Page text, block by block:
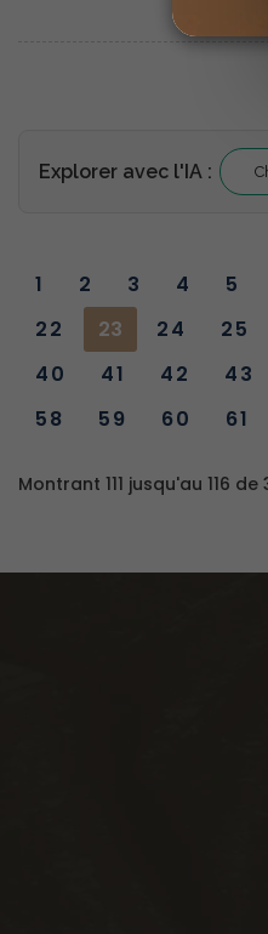
Explorer avec l'IA :
1 2 3 4 5
22
23 24 25
40
41 42 43
58
59 60 61
Montrant 111 jusqu'au 116